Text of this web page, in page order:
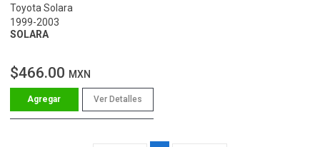
Toyota Solara
1999-2003
SOLARA
$466.00 MXN
Ver Detalles